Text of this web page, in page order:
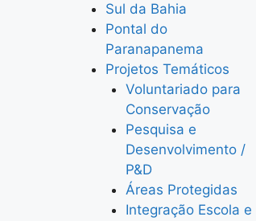
Sul da Bahia
Pontal do
Paranapanema
Projetos Temáticos
Voluntariado para
Conservação
Pesquisa e
Desenvolvimento /
P&D
Áreas Protegidas
Integração Escola e